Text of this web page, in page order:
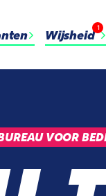
Wijsheid
1
VOOR